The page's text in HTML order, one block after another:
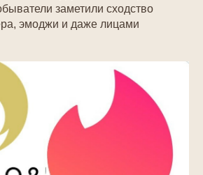
заметили сходство
эмоджи и даже лицами